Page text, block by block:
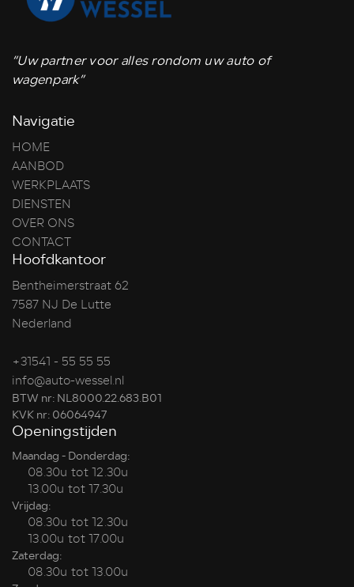
“Uw partner voor alles rondom uw auto of
wagenpark”
Navigatie
HOME
AANBOD
WERKPLAATS
DIENSTEN
OVER ONS
CONTACT
Hoofdkantoor
Bentheimerstraat 62
7587 NJ De Lutte
Nederland
+31541 - 55 55 55
info@auto-wessel.nl
BTW nr: NL8000.22.683.B01
KVK nr: 06064947
Openingstijden
Maandag - Donderdag:
08.30u tot 12.30u
13.00u tot 17.30u
Vrijdag:
08.30u tot 12.30u
13.00u tot 17.00u
Zaterdag:
08.30u tot 13.00u